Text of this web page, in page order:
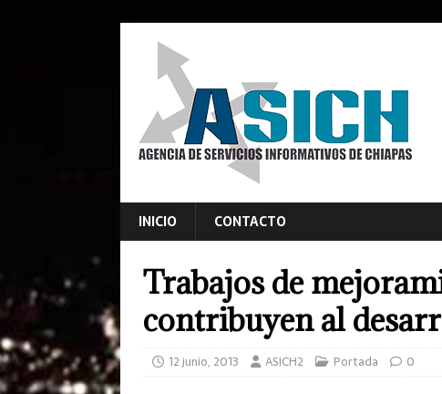
INICIO CONTACTO
Trabajos de
contribuyen al
12 junio, 2013 ASICH2 Portada 0